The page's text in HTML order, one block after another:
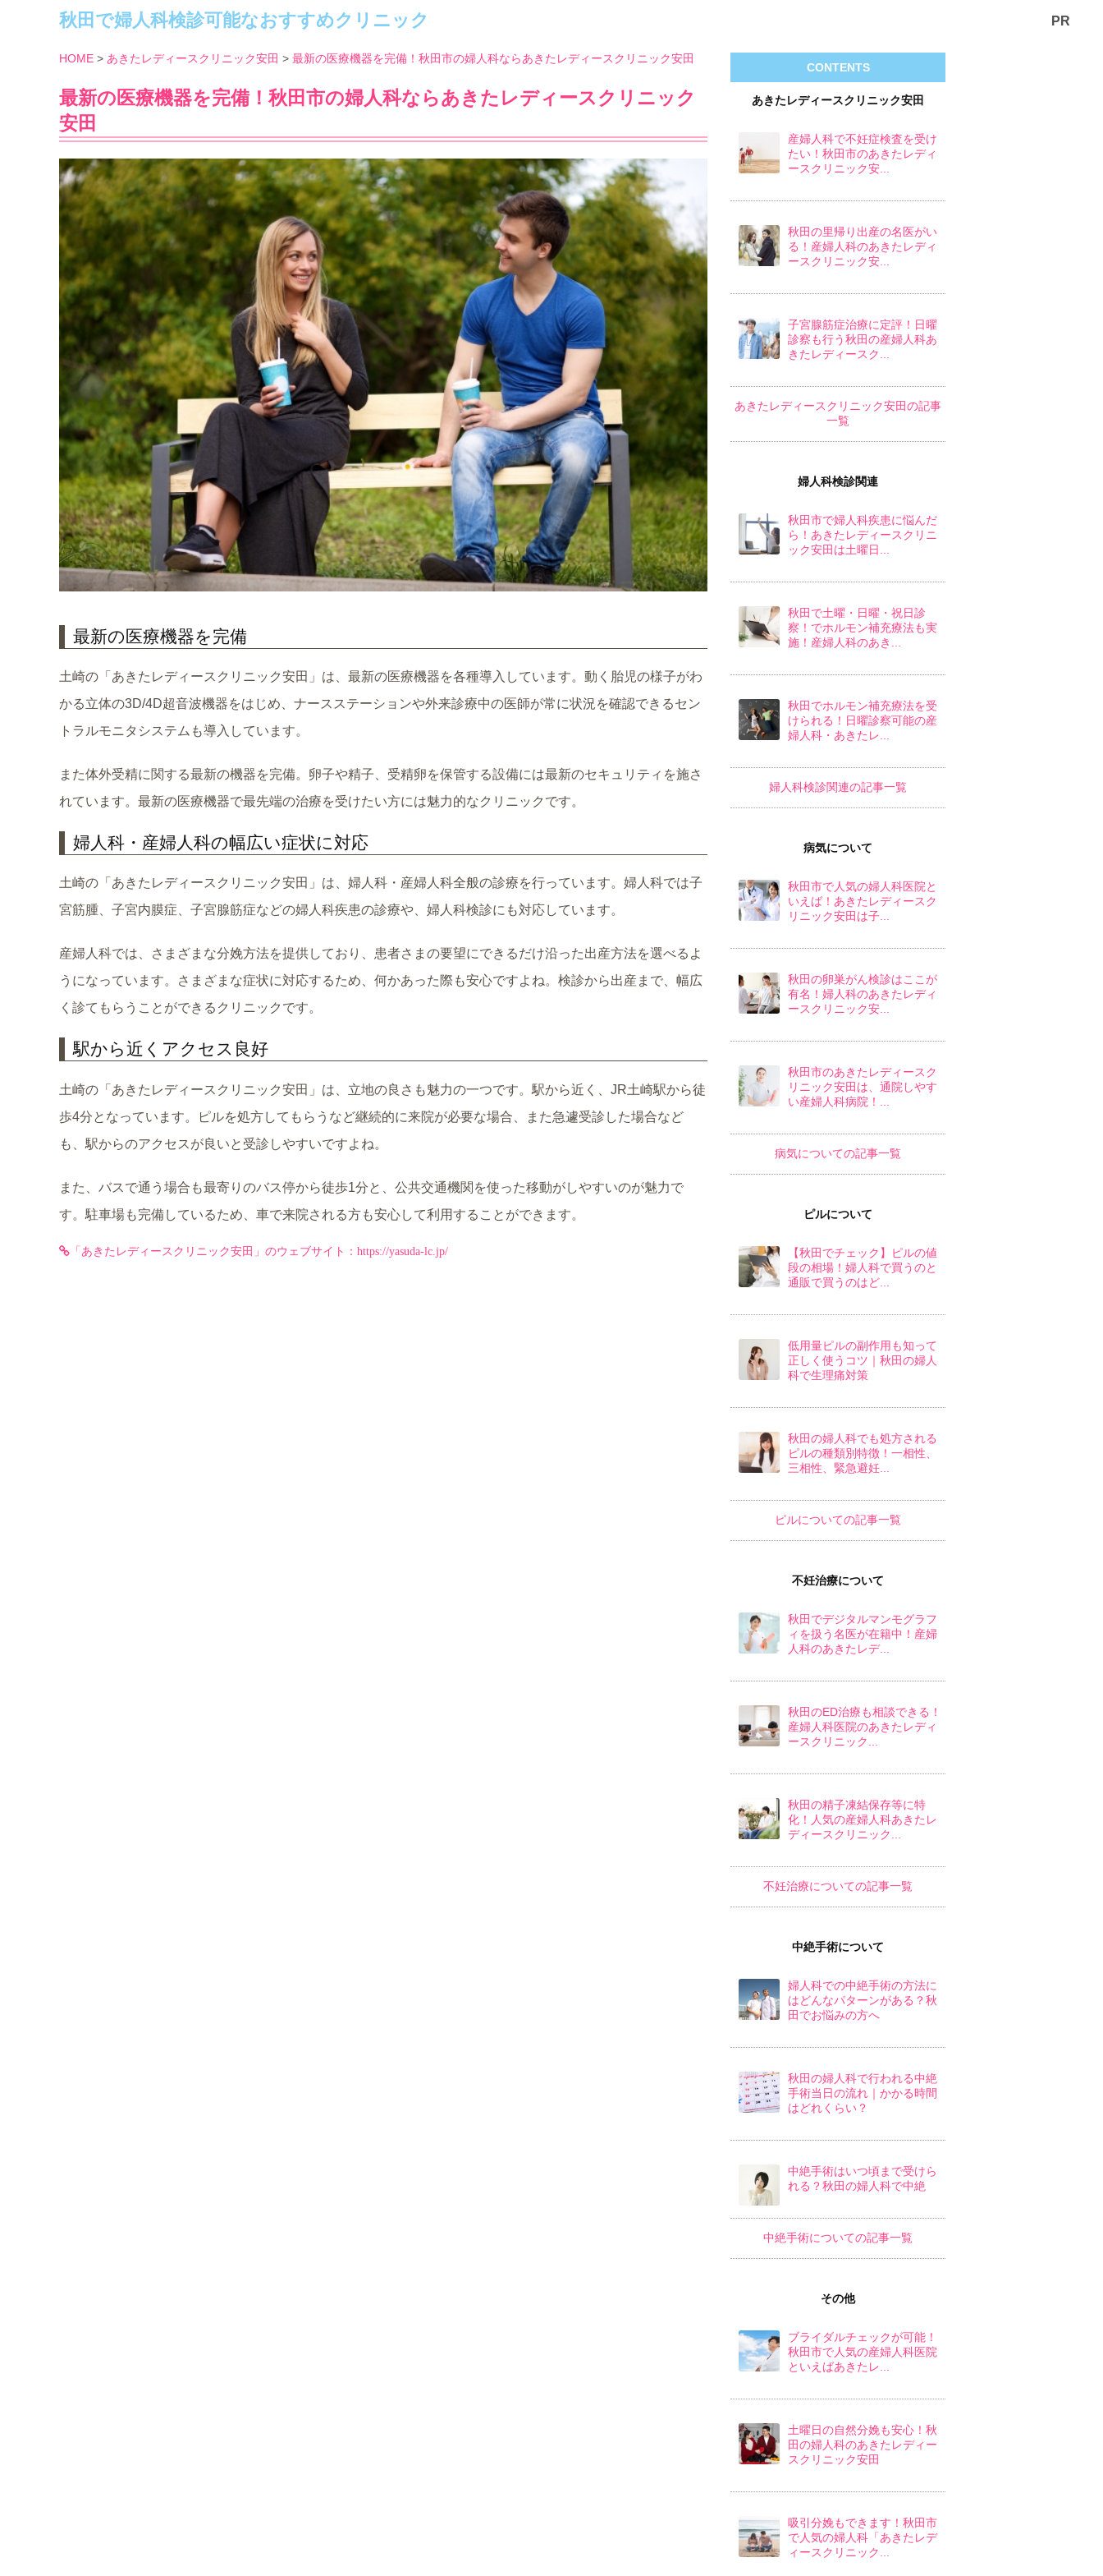
秋田で婦人科検診可能なおすすめクリニック PR
HOME あきたレディースクリニック安田 最新の医療機器を完備！秋田市の婦人科ならあきたレディースクリニック安田
最新の医療機器を完備！秋田市の婦人科ならあきたレディースクリニック
安田
最新の医療機器を完備
土崎の「あきたレディースクリニック安田」は、最新の医療機器を各種導入しています。動く胎児の様子がわ
かる立体の3D/4D超音波機器をはじめ、ナースステーションや外来診療中の医師が常に状況を確認できるセン
トラルモニタシステムも導入しています。
また体外受精に関する最新の機器を完備。卵子や精子、受精卵を保管する設備には最新のセキュリティを施さ
れています。最新の医療機器で最先端の治療を受けたい方には魅力的なクリニックです。
婦人科・産婦人科の幅広い症状に対応
土崎の「あきたレディースクリニック安田」は、婦人科・産婦人科全般の診療を行っています。婦人科では子
宮筋腫、子宮内膜症、子宮腺筋症などの婦人科疾患の診療や、婦人科検診にも対応しています。
産婦人科では、さまざまな分娩方法を提供しており、患者さまの要望にできるだけ沿った出産方法を選べるよ
うになっています。さまざまな症状に対応するため、何かあった際も安心ですよね。検診から出産まで、幅広
く診てもらうことができるクリニックです。
駅から近くアクセス良好
土崎の「あきたレディースクリニック安田」は、立地の良さも魅力の一つです。駅から近く、JR土崎駅から徒
歩4分となっています。ピルを処方してもらうなど継続的に来院が必要な場合、また急遽受診した場合など
も、駅からのアクセスが良いと受診しやすいですよね。
また、バスで通う場合も最寄りのバス停から徒歩1分と、公共交通機関を使った移動がしやすいのが魅力で
す。駐車場も完備しているため、車で来院される方も安心して利用することができます。
「あきたレディースクリニック安田」のウェブサイト：https://yasuda-lc.jp/
CONTENTS
あきたレディースクリニック安田
産婦人科で不妊症検査を受け
たい！秋田市のあきたレディ
ースクリニック安...
秋田の里帰り出産の名医がい
る！産婦人科のあきたレディ
ースクリニック安...
子宮腺筋症治療に定評！日曜
診察も行う秋田の産婦人科あ
きたレディースク...
あきたレディースクリニック安田の記事
一覧
婦人科検診関連
秋田市で婦人科疾患に悩んだ
ら！あきたレディースクリニ
ック安田は土曜日...
秋田で土曜・日曜・祝日診
察！でホルモン補充療法も実
施！産婦人科のあき...
秋田でホルモン補充療法を受
けられる！日曜診察可能の産
婦人科・あきたレ...
婦人科検診関連の記事一覧
病気について
秋田市で人気の婦人科医院と
いえば！あきたレディースク
リニック安田は子...
秋田の卵巣がん検診はここが
有名！婦人科のあきたレディ
ースクリニック安...
秋田市のあきたレディースク
リニック安田は、通院しやす
い産婦人科病院！...
病気についての記事一覧
ピルについて
【秋田でチェック】ピルの値
段の相場！婦人科で買うのと
通販で買うのはど...
低用量ピルの副作用も知って
正しく使うコツ｜秋田の婦人
科で生理痛対策
秋田の婦人科でも処方される
ピルの種類別特徴！一相性、
三相性、緊急避妊...
ピルについての記事一覧
不妊治療について
秋田でデジタルマンモグラフ
ィを扱う名医が在籍中！産婦
人科のあきたレデ...
秋田のED治療も相談できる！
産婦人科医院のあきたレディ
ースクリニック...
秋田の精子凍結保存等に特
化！人気の産婦人科あきたレ
ディースクリニック...
不妊治療についての記事一覧
中絶手術について
婦人科での中絶手術の方法に
はどんなパターンがある？秋
田でお悩みの方へ
秋田の婦人科で行われる中絶
手術当日の流れ｜かかる時間
はどれくらい？
中絶手術はいつ頃まで受けら
れる？秋田の婦人科で中絶
中絶手術についての記事一覧
その他
ブライダルチェックが可能！
秋田市で人気の産婦人科医院
といえばあきたレ...
土曜日の自然分娩も安心！秋
田の婦人科のあきたレディー
スクリニック安田
吸引分娩もできます！秋田市
で人気の婦人科「あきたレデ
ィースクリニック...